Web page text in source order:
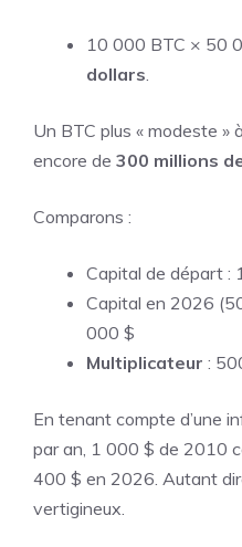
10 000 BTC × 50
dollars.
Un BTC plus « modeste » à
encore de 300 millions
Comparons :
Capital de départ :
Capital en 2026
000 $
Multiplicateur :
En tenant compte d’une
par an, 1 000 $ de 2010
400 $ en 2026. Autant
vertigineux.